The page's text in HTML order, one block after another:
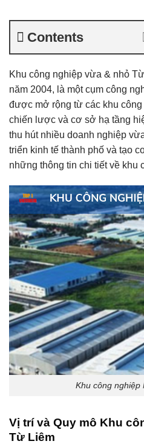
Contents
Khu công nghiệp vừa & nhỏ
năm 2004, là một cụm công
được mở rộng từ các khu
chiến lược và cơ sở hạ tầng
thu hút nhiều doanh nghiệp
triển kinh tế thành phố và tạo
những thông tin chi tiết về khu
Khu công nghiệp
Vị trí và Quy mô Khu
Từ Liêm